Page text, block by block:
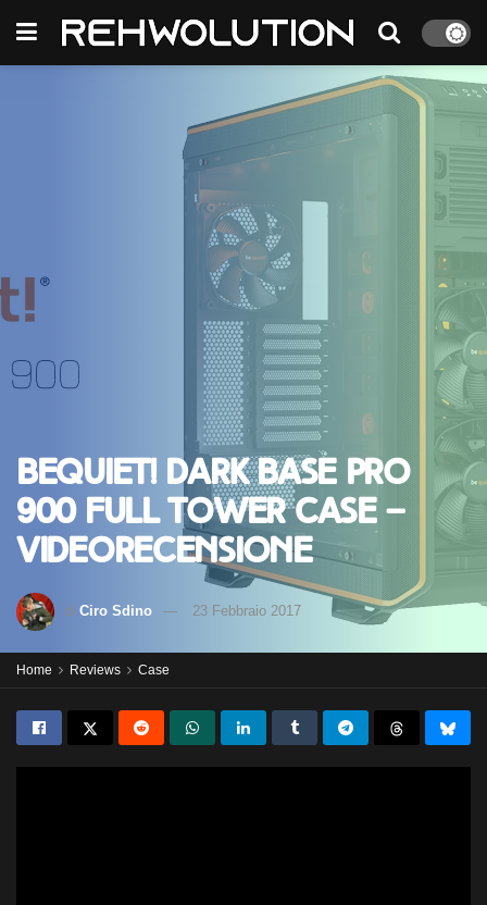
BeQuiet! Dark Base Pro
900 Full Tower Case –
Videorecensione
di Ciro Sdino 23 Febbraio 2017
Home Reviews Case